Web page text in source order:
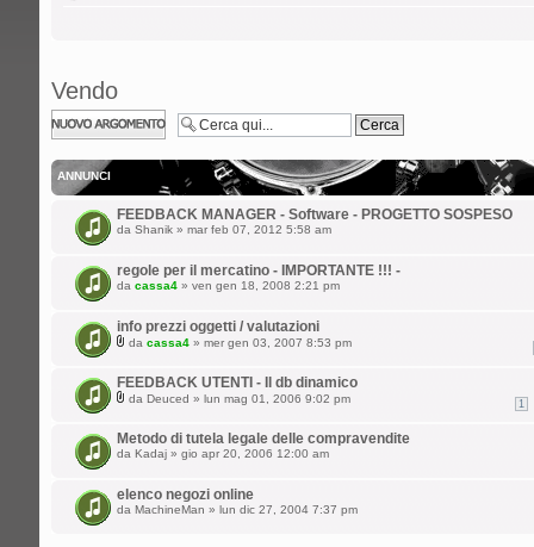
Vendo
Scrivi un nuovo
argomento
ANNUNCI
FEEDBACK MANAGER - Software - PROGETTO SOSPESO
da Shanik » mar feb 07, 2012 5:58 am
regole per il mercatino - IMPORTANTE !!! -
da cassa4 » ven gen 18, 2008 2:21 pm
info prezzi oggetti / valutazioni
da cassa4 » mer gen 03, 2007 8:53 pm
FEEDBACK UTENTI - Il db dinamico
1
da Deuced » lun mag 01, 2006 9:02 pm
Metodo di tutela legale delle compravendite
da Kadaj » gio apr 20, 2006 12:00 am
elenco negozi online
da MachineMan » lun dic 27, 2004 7:37 pm